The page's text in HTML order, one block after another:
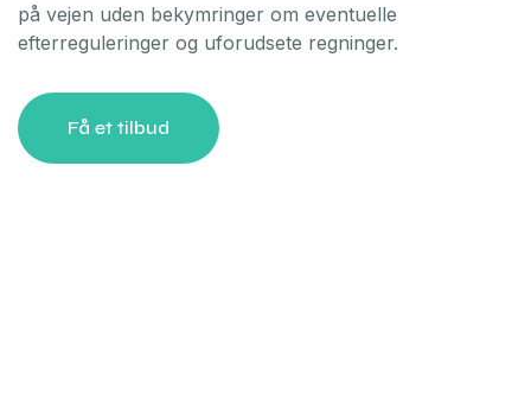
på vejen uden bekymringer om eventuelle
efterreguleringer og uforudsete regninger.
Få et tilbud